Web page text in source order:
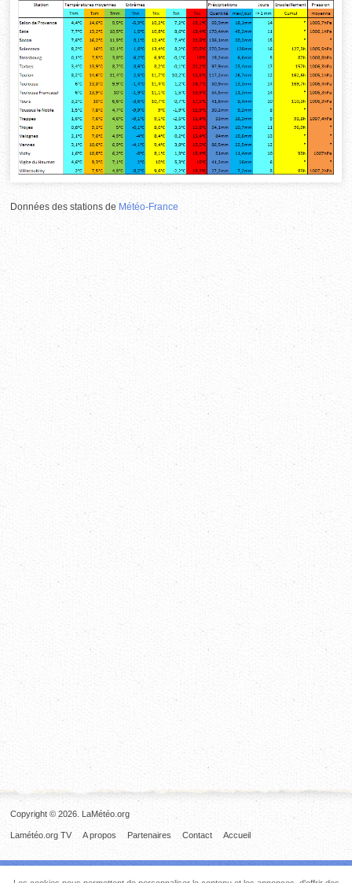
Données des stations de Météo-France
Copyright © 2026. LaMétéo.org
Accueil
Contact
Partenaires
A propos
Lamétéo.org TV